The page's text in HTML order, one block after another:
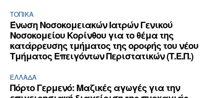
ΤΟΠΙΚΑ
Ένωση Νοσοκομειακών Ιατρών Γενικού
Νοσοκομείου Κορίνθου για το θέμα της
κατάρρευσης τμήματος της οροφής του νέου
Τμήματος Επειγόντων Περιστατικών (Τ.Ε.Π.)
ΕΛΛΆΔΑ
Πόρτο Γερμενό: Μαζικές αγωγές για την